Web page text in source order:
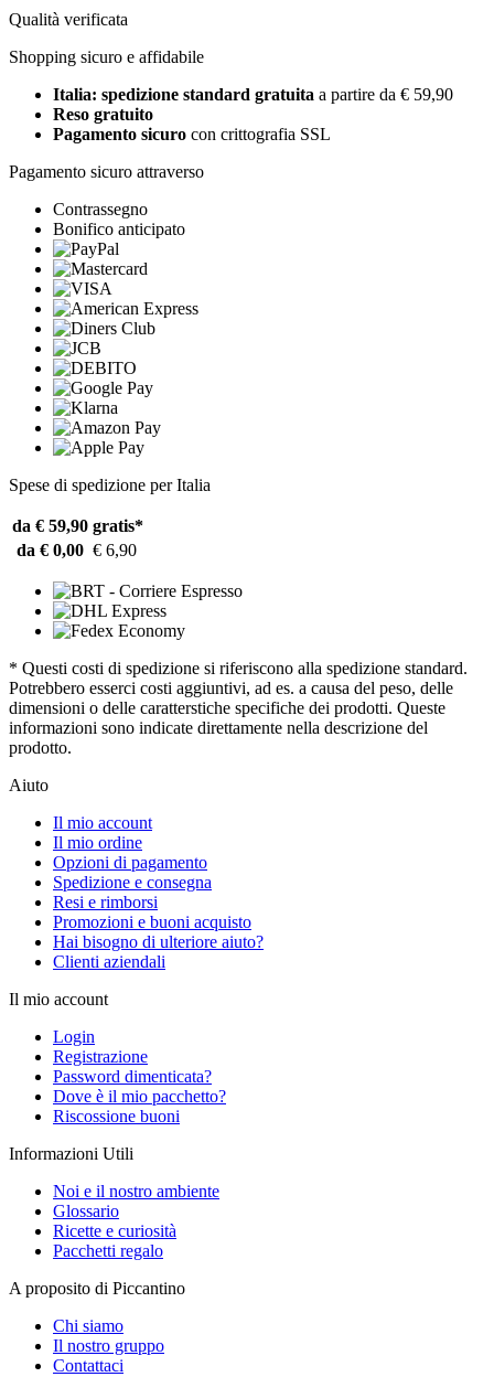
Qualità verificata
Shopping sicuro e affidabile
Italia: spedizione standard gratuita a partire da € 59,90
Reso gratuito
Pagamento sicuro con crittografia SSL
Pagamento sicuro attraverso
Contrassegno
Bonifico anticipato
Spese di spedizione per Italia
da € 59,90 gratis*
da € 0,00 € 6,90
* Questi costi di spedizione si riferiscono alla spedizione standard.
Potrebbero esserci costi aggiuntivi, ad es. a causa del peso, delle
dimensioni o delle caratterstiche specifiche dei prodotti. Queste
informazioni sono indicate direttamente nella descrizione del
prodotto.
Aiuto
Il mio account
Il mio ordine
Opzioni di pagamento
Spedizione e consegna
Resi e rimborsi
Promozioni e buoni acquisto
Hai bisogno di ulteriore aiuto?
Clienti aziendali
Il mio account
Login
Registrazione
Password dimenticata?
Dove è il mio pacchetto?
Riscossione buoni
Informazioni Utili
Noi e il nostro ambiente
Glossario
Ricette e curiosità
Pacchetti regalo
A proposito di Piccantino
Chi siamo
Il nostro gruppo
Contattaci